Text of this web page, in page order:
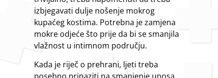
izbjegavati dulje nošenje mokrog
kupaćeg kostima. Potrebna je zamjena
mokre odjeće što prije da bi se smanjila
vlažnost u intimnom području.
Kada je riječ o prehrani, ljeti treba